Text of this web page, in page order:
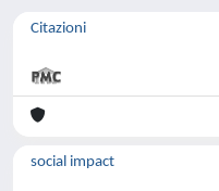
Citazioni
social impact